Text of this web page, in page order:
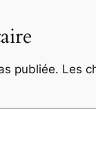
publiée. Les